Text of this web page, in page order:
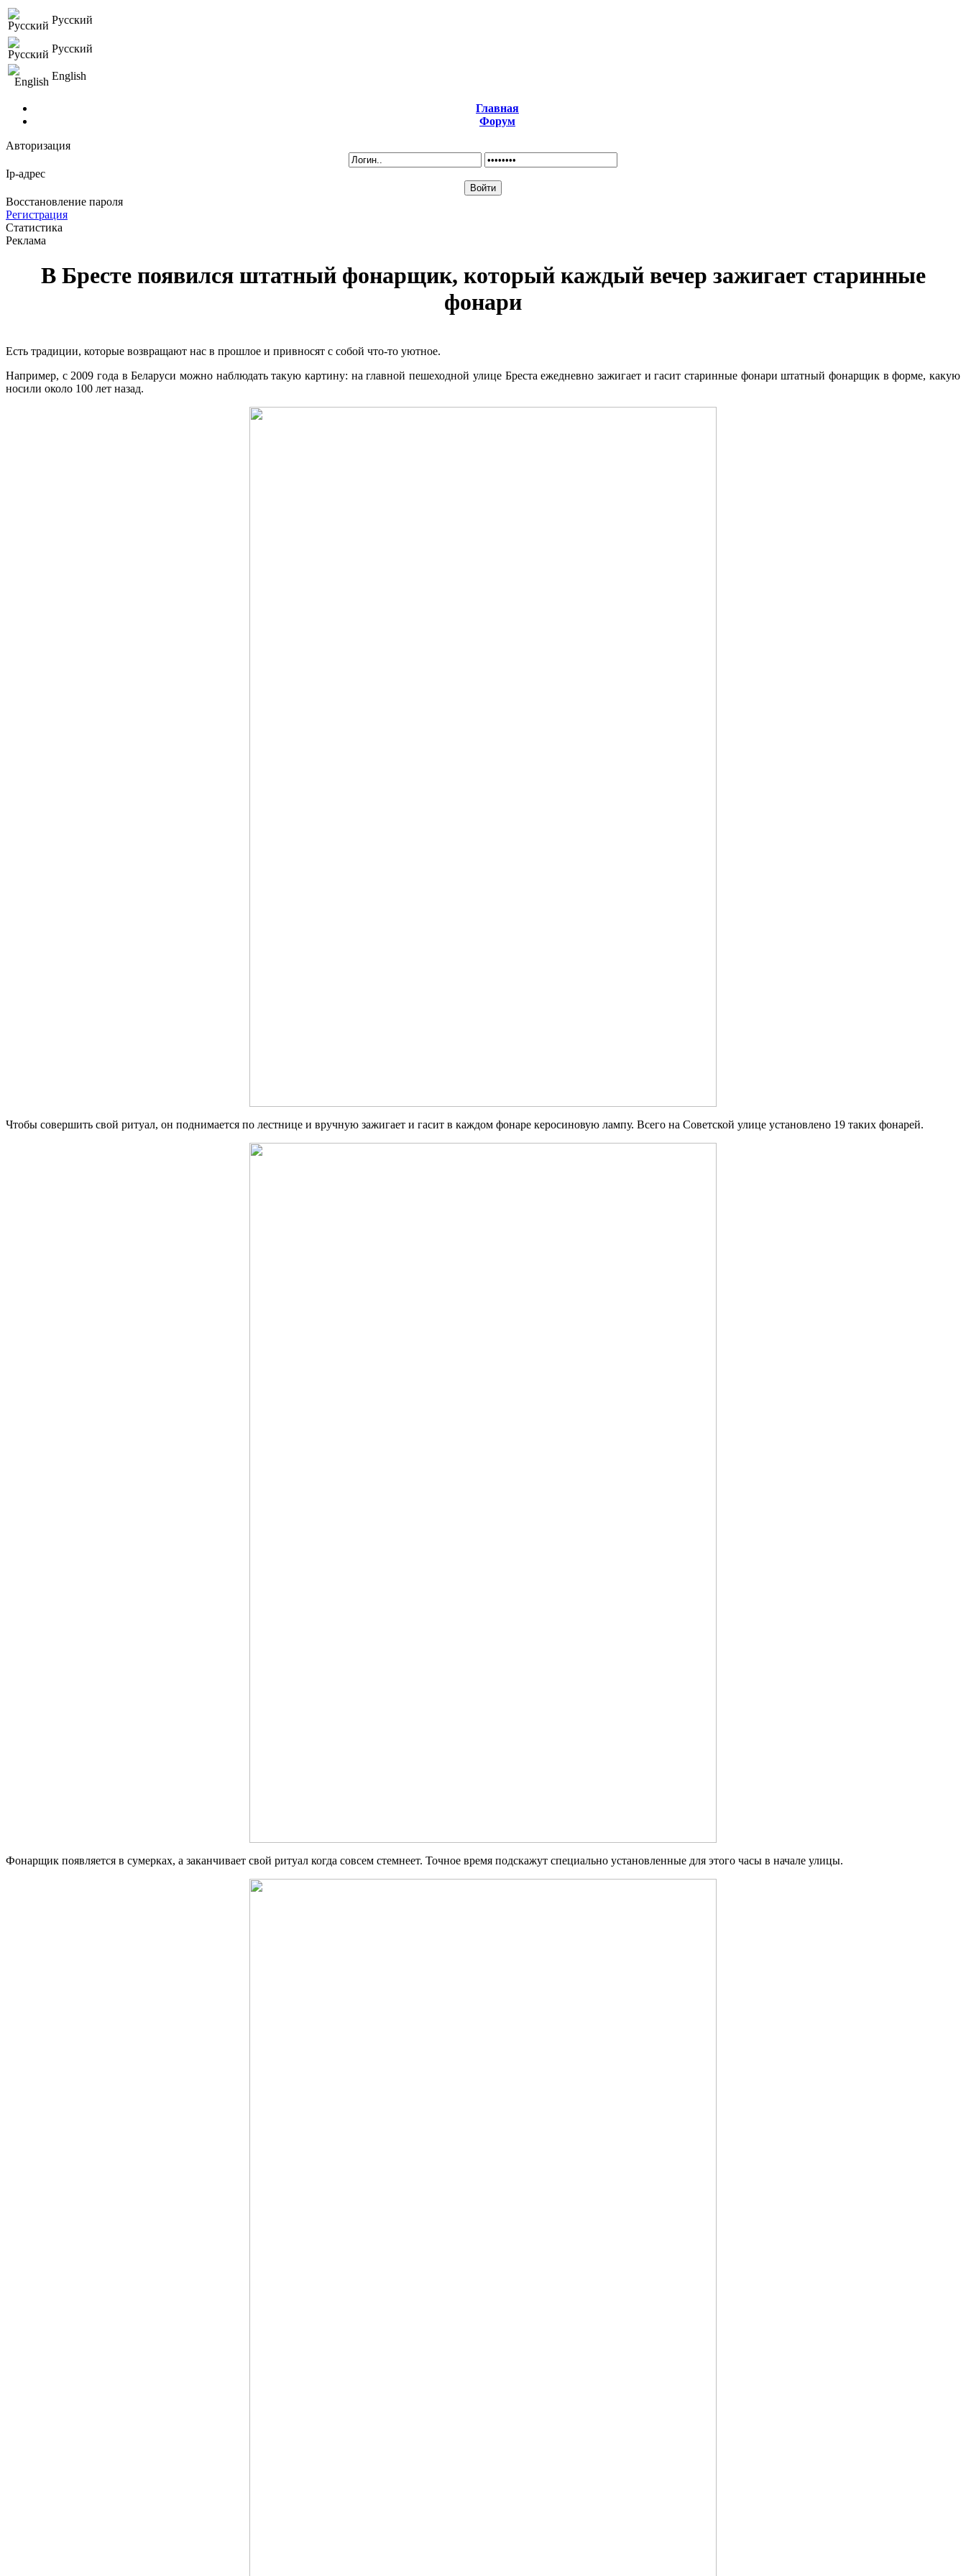
Русский
Русский
English
Главная
Форум
Авторизация
Ip-адрес
Восстановление пароля
Регистрация
Статистика
Реклама
В Бресте появился штатный фонарщик, который каждый вечер зажигает старинные
фонари
Есть традиции, которые возвращают нас в прошлое и привносят с собой что-то уютное.
Например, с 2009 года в Беларуси можно наблюдать такую картину: на главной пешеходной улице Бреста ежедневно зажигает и гасит старинные фонари штатный фонарщик в форме, какую
носили около 100 лет назад.
Чтобы совершить свой ритуал, он поднимается по лестнице и вручную зажигает и гасит в каждом фонаре керосиновую лампу. Всего на Советской улице установлено 19 таких фонарей.
Фонарщик появляется в сумерках, а заканчивает свой ритуал когда совсем стемнеет. Точное время подскажут специально установленные для этого часы в начале улицы.